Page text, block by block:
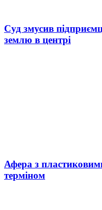
Суд змусив
землю в центрі
Афера з
терміном